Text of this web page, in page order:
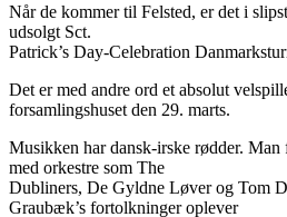
Når de kommer til Felsted, er det i
udsolgt Sct.
Patrick’s Day-Celebration
Det er med andre ord et absolut
forsamlingshuset den 29. marts.
Musikken har dansk-irske rødder.
med orkestre som The
Dubliners, De Gyldne Løver og Tom
Graubæk’s fortolkninger oplever